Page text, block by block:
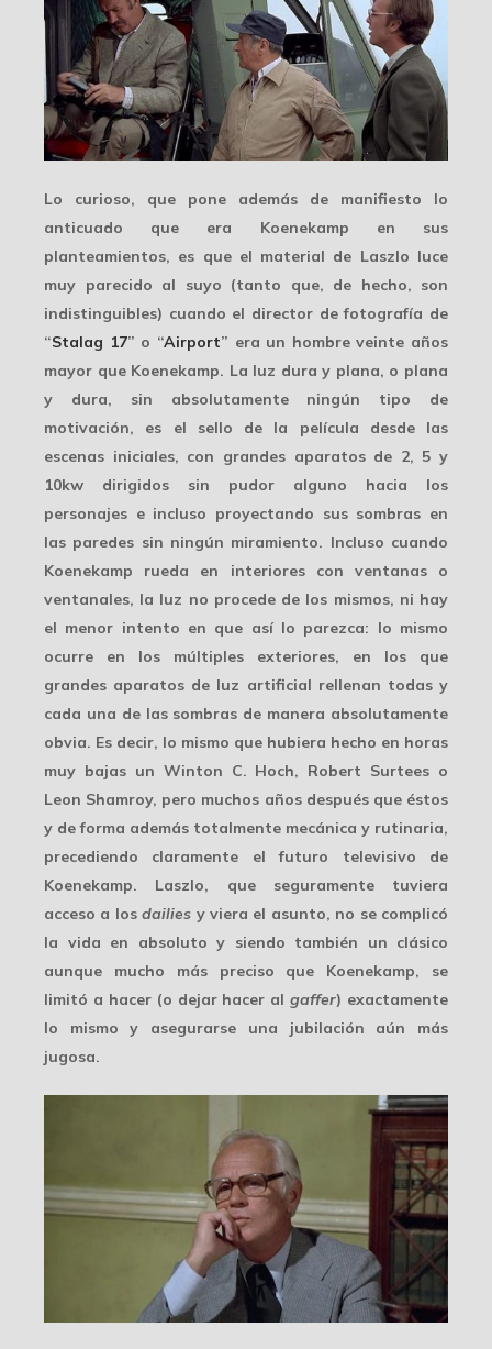
Lo curioso, que pone además de manifiesto lo
anticuado que era Koenekamp en sus
planteamientos, es que el material de Laszlo luce
muy parecido al suyo (tanto que, de hecho, son
indistinguibles) cuando el director de fotografía de
“Stalag 17” o “Airport” era un hombre veinte años
mayor que Koenekamp. La luz dura y plana, o plana
y dura, sin absolutamente ningún tipo de
motivación, es el sello de la película desde las
escenas iniciales, con grandes aparatos de 2, 5 y
10kw dirigidos sin pudor alguno hacia los
personajes e incluso proyectando sus sombras en
las paredes sin ningún miramiento. Incluso cuando
Koenekamp rueda en interiores con ventanas o
ventanales, la luz no procede de los mismos, ni hay
el menor intento en que así lo parezca: lo mismo
ocurre en los múltiples exteriores, en los que
grandes aparatos de luz artificial rellenan todas y
cada una de las sombras de manera absolutamente
obvia. Es decir, lo mismo que hubiera hecho en horas
muy bajasun Winton C. Hoch, Robert Surtees o
Leon Shamroy, pero muchos años después que éstos
y de forma además totalmente mecánica y rutinaria,
precediendo claramente el futuro televisivo de
Koenekamp. Laszlo, que seguramente tuviera
acceso a losdailies y viera el asunto, no se complicó
la vida en absoluto y siendo también un clásico
aunque mucho más preciso que Koenekamp, se
limitó a hacer (o dejar hacer algaffer) exactamente
lo mismo y asegurarse una jubilación aún más
jugosa.